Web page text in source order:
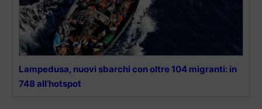
Lampedusa, nuovi sbarchi con oltre 104 migranti: in
748 all’hotspot